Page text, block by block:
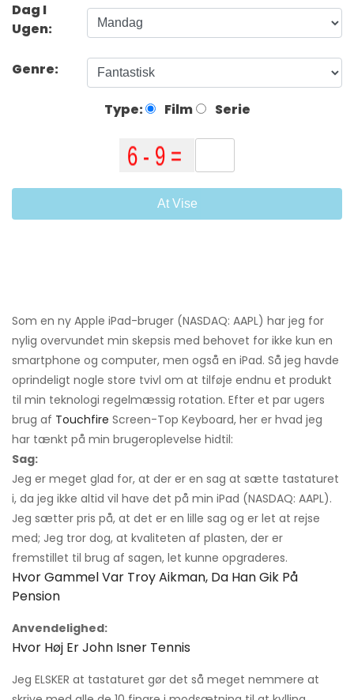
Dag I
Ugen:
Genre:
Type: Film Serie
At Vise
Som en ny Apple iPad-bruger (NASDAQ: AAPL) har jeg for
nylig overvundet min skepsis med behovet for ikke kun en
smartphone og computer, men også en iPad. Så jeg havde
oprindeligt nogle store tvivl om at tilføje endnu et produkt
til min teknologi regelmæssig rotation. Efter et par ugers
brug af Touchfire Screen-Top Keyboard, her er hvad jeg
har tænkt på min brugeroplevelse hidtil:
Sag:
Jeg er meget glad for, at der er en sag at sætte tastaturet
i, da jeg ikke altid vil have det på min iPad (NASDAQ: AAPL).
Jeg sætter pris på, at det er en lille sag og er let at rejse
med; Jeg tror dog, at kvaliteten af ​​plasten, der er
fremstillet til brug af sagen, let kunne opgraderes.
Hvor Gammel Var Troy Aikman, Da Han Gik På
Pension
Anvendelighed:
Hvor Høj Er John Isner Tennis
Jeg ELSKER at tastaturet gør det så meget nemmere at